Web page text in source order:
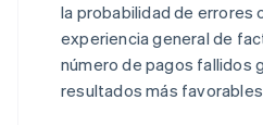
la probabilidad de errores
experiencia general de
número de pagos fallidos
resultados más